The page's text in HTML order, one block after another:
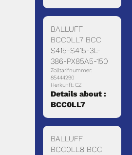
BALLUFF
BCC0LL7 BCC
S415-S415-3L-
386-PX85A5-150
Zolltarifnummer:
85444290
Herkunft: CZ
Details about :
BCC0LL7
BALLUFF
BCC0LL8 BCC